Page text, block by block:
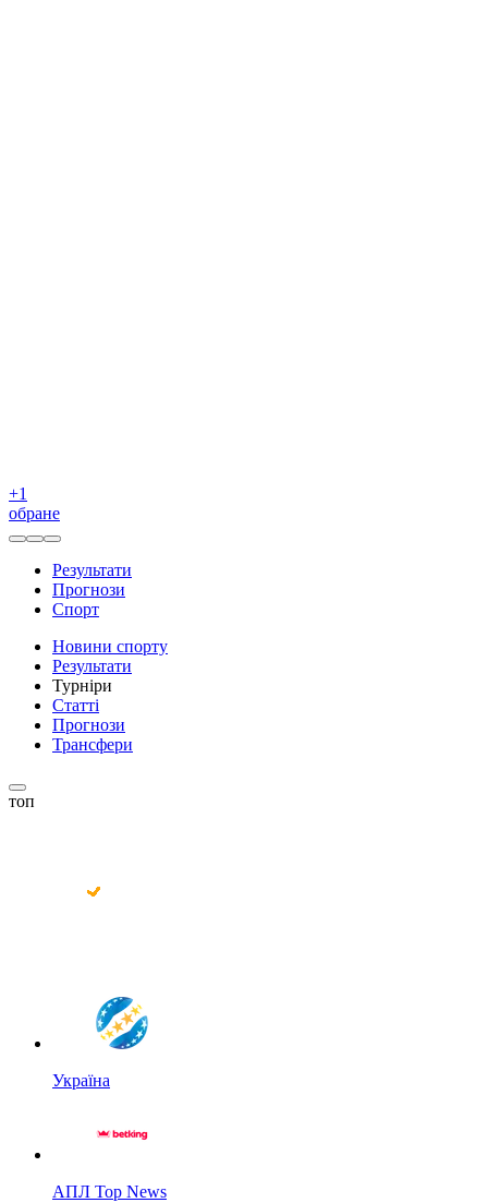
+1
обране
Результати
Прогнози
Спорт
Новини спорту
Результати
Турніри
Статті
Прогнози
Трансфери
топ
Україна
АПЛ Top News